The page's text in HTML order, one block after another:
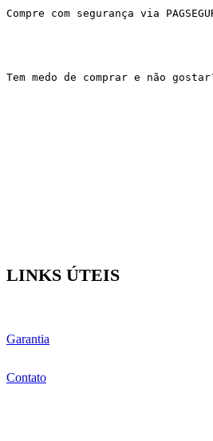
Compre com segurança via
Tem medo de comprar e não
LINKS ÚTEIS
Garantia
Contato